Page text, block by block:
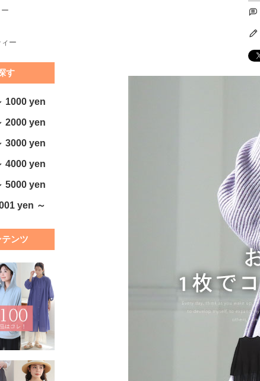
ー
す
1000 yen
2000 yen
3000 yen
4000 yen
5000 yen
yen ～
ンツ